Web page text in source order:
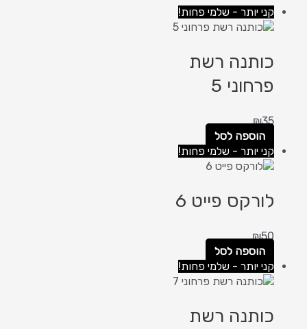
קני יותר - שלמי פחות!
כותנה רשת
פרחוני 5
₪35
הוספה לסל
קני יותר - שלמי פחות!
לורקס פייט 6
₪50
הוספה לסל
קני יותר - שלמי פחות!
כותנה רשת